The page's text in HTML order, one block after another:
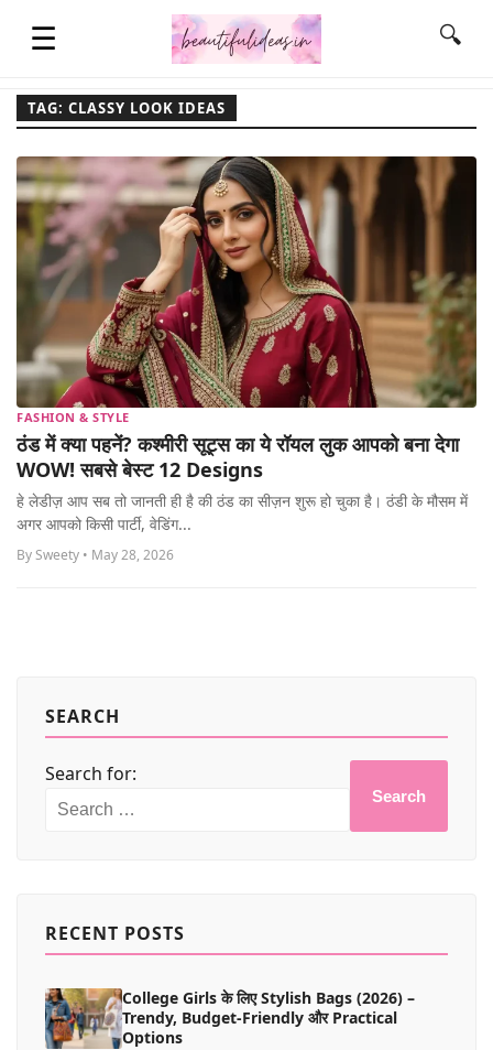
☰
QUOTES
LIFESTYLE
FASHION & STYLE
CONTACT NAME IDEAS
MORE
🔍
TAG: CLASSY LOOK IDEAS
FASHION & STYLE
ठंड में क्या पहनें? कश्मीरी सूट्स का ये रॉयल लुक आपको बना देगा
WOW! सबसे बेस्ट 12 Designs
हे लेडीज़ आप सब तो जानती ही है की ठंड का सीज़न शुरू हो चुका है। ठंडी के मौसम में
अगर आपको किसी पार्टी, वेडिंग...
By Sweety • May 28, 2026
SEARCH
Search for:
Search
RECENT POSTS
College Girls के लिए Stylish Bags (2026) –
Trendy, Budget-Friendly और Practical
Options